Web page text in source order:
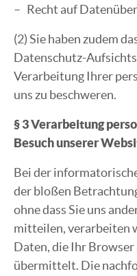
– Recht auf
(2) Sie haben zudem
Datenschutz-
Verarbeitung Ihrer
uns zu beschweren.
§ 3 Verarbeitung
Besuch unserer
Bei der
der bloßen
ohne dass Sie uns
mitteilen, verarbeiten
Daten, die Ihr Browser
übermittelt. Die